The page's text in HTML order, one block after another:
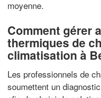
moyenne.
Comment gérer
thermiques de
climatisation à
Les professionnels de
soumettent un